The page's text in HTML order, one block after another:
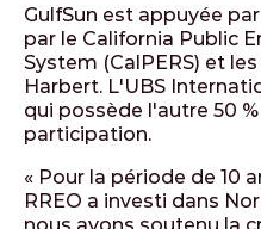
GulfSun est appuyée
par le California Public
System (CalPERS) et
Harbert. L'UBS
qui possède l'autre 50
participation.
« Pour la période de 10
RREO a investi dans